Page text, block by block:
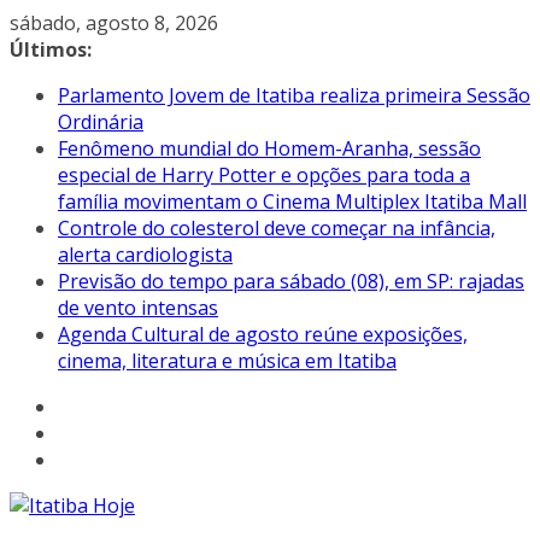
Pular
para
conteúdo
sábado, agosto 8, 2026
Últimos:
Parlamento Jovem de Itatiba realiza primeira Sessão
Ordinária
Fenômeno mundial do Homem-Aranha, sessão
especial de Harry Potter e opções para toda a
família movimentam o Cinema Multiplex Itatiba Mall
Controle do colesterol deve começar na infância,
alerta cardiologista
Previsão do tempo para sábado (08), em SP: rajadas
de vento intensas
Agenda Cultural de agosto reúne exposições,
cinema, literatura e música em Itatiba